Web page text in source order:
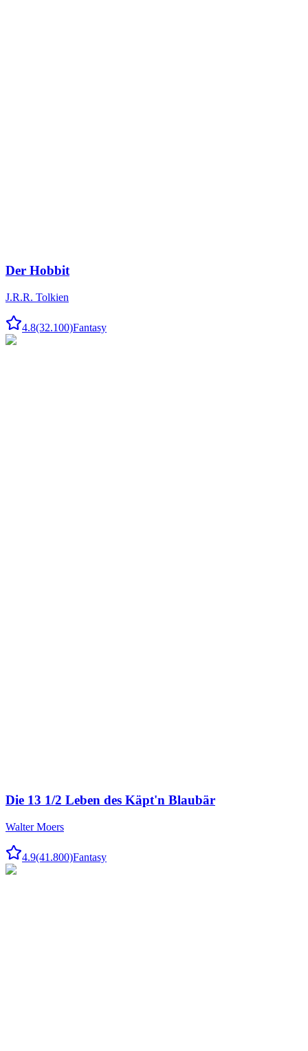
Der Hobbit
J.R.R. Tolkien
4.8(32.100)Fantasy
Die 13 1/2 Leben des Käpt'n Blaubär
Walter Moers
4.9(41.800)Fantasy